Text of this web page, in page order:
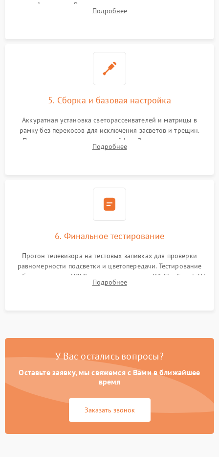
хрупкой матрицы. Восстановление поврежденных дорожек,
прошивка микросхем памяти EEPROM
Подробнее
5. Сборка и базовая настройка
Аккуратная установка светорассеивателей и матрицы в
рамку без перекосов для исключения засветов и трещин.
Подключение внутренних шлейфов. Закрытие корпуса.
Сброс настроек и обновление программного обеспечения.
Подробнее
6. Финальное тестирование
Прогон телевизора на тестовых заливках для проверки
равномерности подсветки и цветопередачи. Тестирование
работы разъемов HDMI, динамиков, модуля Wi-Fi и Smart TV
в рабочем режиме в течение нескольких часов.
Подробнее
У Вас остались вопросы?
Оставьте заявку, мы свяжемся с Вами в ближайшее
время
Заказать звонок